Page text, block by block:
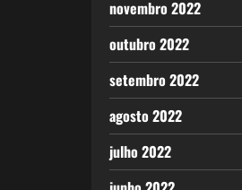
novembro 2022
outubro 2022
setembro 2022
agosto 2022
julho 2022